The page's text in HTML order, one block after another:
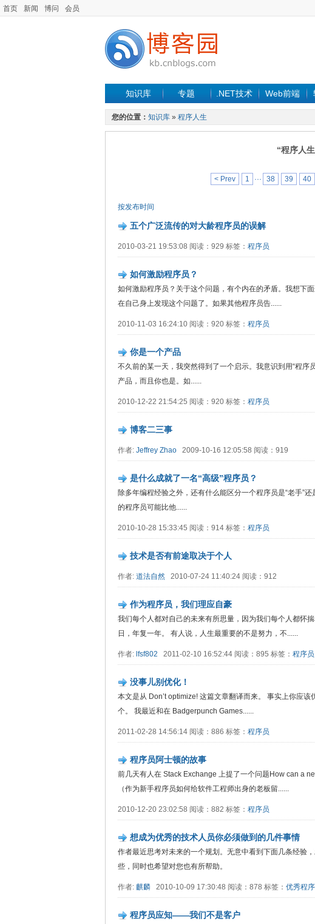
首页 新闻 博问 会员
知识库 专题 .NET技术 Web前端
您的位置： 知识库 » 程序人生
“程序人
< Prev 1 ··· 38 39 40
按发布时间
五个广泛流传的对大龄程序员的误解
2010-03-21 19:53:08 阅读：929 标签： 程序员
如何激励程序员？
如何激励程序员？关于这个问题，有个内在的矛盾。我想下
在自己身上发现这个问题了。如果其他程序员告......
2010-11-03 16:24:10 阅读：920 标签： 程序员
你是一个产品
不久前的某一天，我突然得到了一个启示。我意识到用“程序
产品，而且你也是。如......
2010-12-22 21:54:25 阅读：920 标签： 程序员
博客二三事
作者: Jeffrey Zhao 2009-10-16 12:05:58 阅读：919
是什么成就了一名“高级”程序员？
除多年编程经验之外，还有什么能区分一个程序员是“老手”
的程序员可能比他......
2010-10-28 15:33:45 阅读：914 标签： 程序员
技术是否有前途取决于个人
作者: 道法自然 2010-07-24 11:40:24 阅读：912
作为程序员，我们理应自豪
我们每个人都对自己的未来有所思量，因为我们每个人都怀
日，年复一年。 有人说，人生最重要的不是努力，不......
作者: lfsf802 2011-02-10 16:52:44 阅读：895 标签： 程序员
没事儿别优化！
本文是从 Don’t optimize! 这篇文章翻译而来。 事实上你应
个。 我最近和在 Badgerpunch Games......
2011-02-28 14:56:14 阅读：886 标签： 程序员
程序员阿士顿的故事
前几天有人在 Stack Exchange 上提了一个问题How can a
（作为新手程序员如何给软件工程师出身的老板留......
2010-12-20 23:02:58 阅读：882 标签： 程序员
想成为优秀的技术人员你必须做到的几件事情
作者最近思考对未来的一个规划。无意中看到下面几条经验
些，同时也希望对您也有所帮助。
作者: 麒麟 2010-10-09 17:30:48 阅读：878 标签： 优秀程
程序员应知——我们不是客户